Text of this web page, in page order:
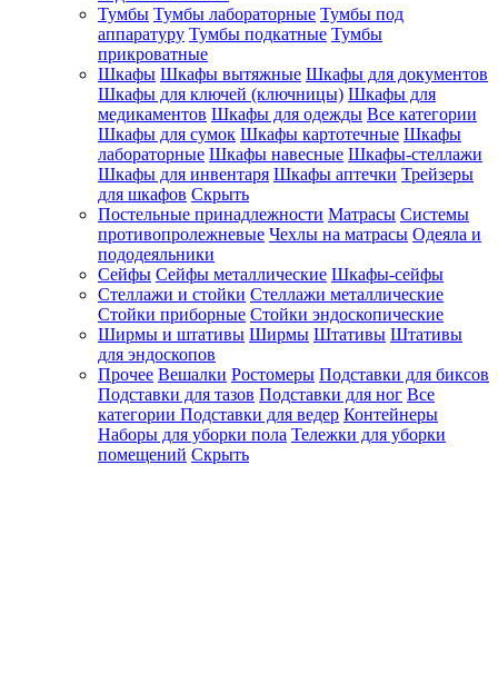
Тумбы Тумбы лабораторные Тумбы под
аппаратуру Тумбы подкатные Тумбы
прикроватные
Шкафы Шкафы вытяжные Шкафы для документов
Шкафы для ключей (ключницы) Шкафы для
медикаментов Шкафы для одежды Все категории
Шкафы для сумок Шкафы картотечные Шкафы
лабораторные Шкафы навесные Шкафы-стеллажи
Шкафы для инвентаря Шкафы аптечки Трейзеры
для шкафов Скрыть
Постельные принадлежности Матрасы Системы
противопролежневые Чехлы на матрасы Одеяла и
пододеяльники
Сейфы Сейфы металлические Шкафы-сейфы
Стеллажи и стойки Стеллажи металлические
Стойки приборные Стойки эндоскопические
Ширмы и штативы Ширмы Штативы Штативы
для эндоскопов
Прочее Вешалки Ростомеры Подставки для биксов
Подставки для тазов Подставки для ног Все
категории Подставки для ведер Контейнеры
Наборы для уборки пола Тележки для уборки
помещений Скрыть